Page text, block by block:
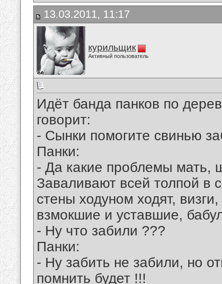
13.03.2011, 11:17
курильщик
Активный пользователь
Идёт банда панков по
говорит:
- Сынки помогите свинью
Панки:
- Да какие проблемы мать,
Заваливают всей толпой в
стены ходуном ходят,
взмокшие и уставшие,
- Ну что забили ???
Панки:
- Ну забить не забили, но
помнить будет !!!